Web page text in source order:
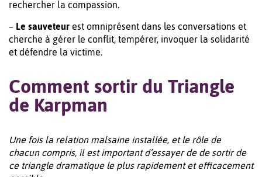
rechercher la compassion.
– Le sauveteur est omniprésent dans les conversations et
cherche à gérer le conflit, tempérer, invoquer la solidarité
et défendre la victime.
Comment sortir du Triangle
de Karpman
Une fois la relation malsaine installée, et le rôle de
chacun compris, il est important d’essayer de de sortir de
ce triangle dramatique le plus rapidement et efficacement